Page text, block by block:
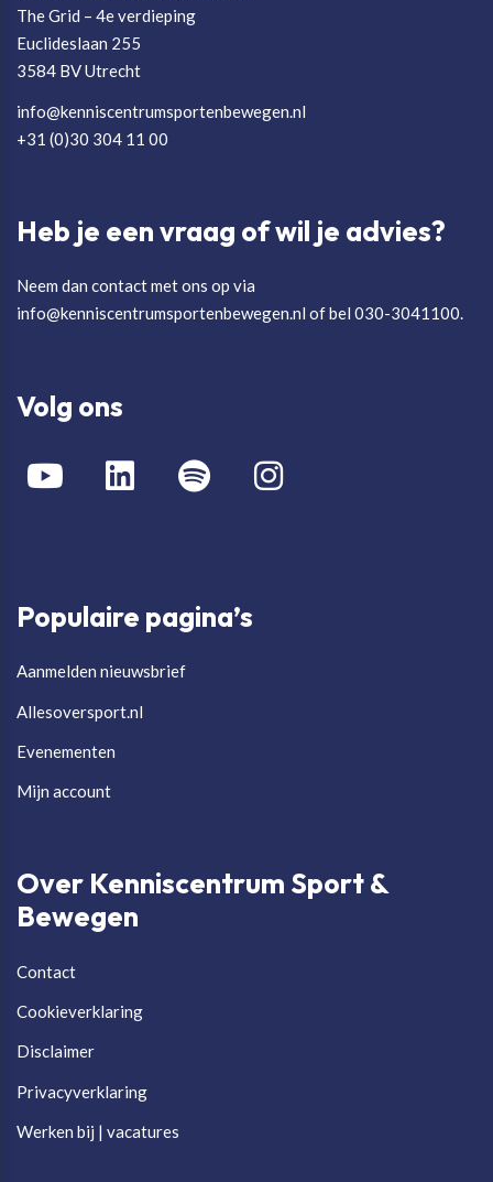
The Grid – 4e verdieping
Euclideslaan 255
3584 BV Utrecht
info@kenniscentrumsportenbewegen.nl
+31 (0)30 304 11 00
Heb je een vraag of wil je advies?
Neem dan contact met ons op via
info@kenniscentrumsportenbewegen.nl of bel 030-3041100.
Volg ons
Populaire pagina’s
Aanmelden nieuwsbrief
Allesoversport.nl
Evenementen
Mijn account
Over Kenniscentrum Sport &
Bewegen
Contact
Cookieverklaring
Disclaimer
Privacyverklaring
Werken bij | vacatures